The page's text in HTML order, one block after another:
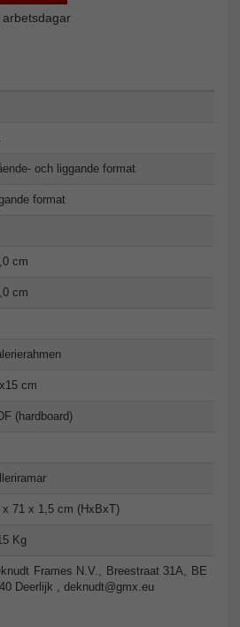
arbetsdagar
och liggande format
format
cm
cm
cm
(hardboard)
x 71 x 1,5 cm (HxBxT)
Kg
Frames N.V., Breestraat 31A, BE
Deerlijk , deknudt@gmx.eu